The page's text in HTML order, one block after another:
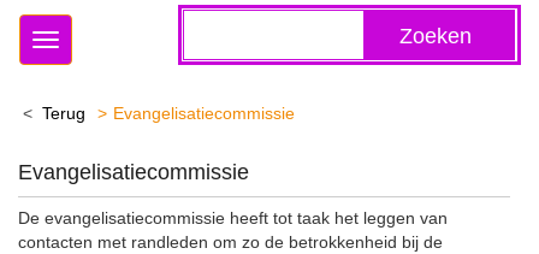
Zoeken
Toggle
Terug Evangelisatiecommissie
Evangelisatiecommissie
De evangelisatiecommissie heeft tot taak het leggen van
contacten met randleden om zo de betrokkenheid bij de